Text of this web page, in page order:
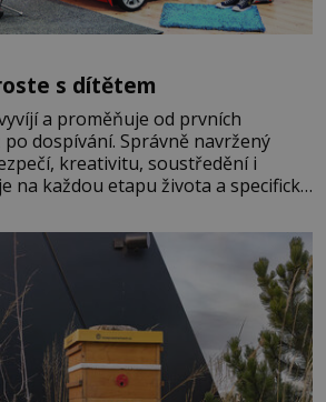
s dítětem
a proměňuje od prvních
dospívání. Správně navržený
kreativitu, soustředění i
na každou etapu života a specifické
proto by pokoj miminka měl působit
Předškolní věk je